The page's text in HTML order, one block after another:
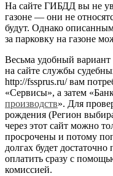
На сайте ГИБДД вы не
газоне — они не
будут. Однако
за парковку на газоне
Весьма удобный вариант
на сайте службы
http://fssprus.ru/ вам
«Сервисы», а затем
производств». Для
рождения (Регион
через этот сайт можно
просрочены и потому
долгах будет
оплатить сразу с
комиссией.